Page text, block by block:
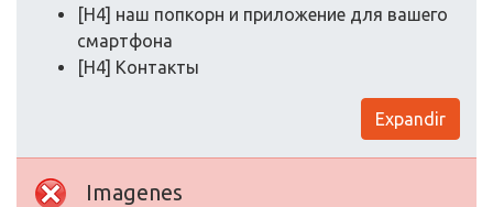
[H4] наш попкорн и приложение для вашего
смартфона
[H4] Контакты
Expandir
Imagenes